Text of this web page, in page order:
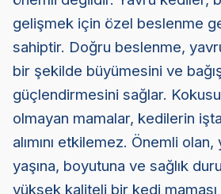
gelişmek için özel beslenme
sahiptir. Doğru beslenme,
bir şekilde büyümesini ve
güçlendirmesini sağlar.
olmayan mamalar, kedilerin
alımını etkilemez. Önemli
yaşına, boyutuna ve sağlık
yüksek kaliteli bir kedi